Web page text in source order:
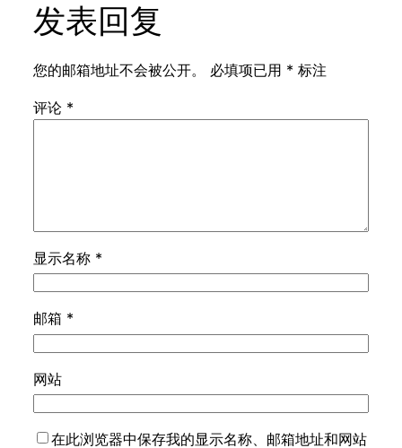
发表回复
您的邮箱地址不会被公开。 必填项已用 * 标注
评论 *
显示名称 *
邮箱 *
网站
在此浏览器中保存我的显示名称、邮箱地址和网站